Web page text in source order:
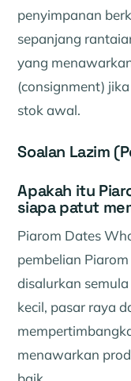
penyimpanan
sepanjang
yang
(consignment)
stok awal.
Soalan Lazim
Apakah itu
siapa patut
Piarom Dates
pembelian
disalurkan
kecil, pasar raya
menawarkan